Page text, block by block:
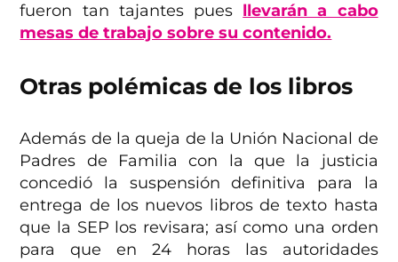
fueron tan tajantes pues llevarán a cabo
mesas de trabajo sobre su contenido.
Otras polémicas de los libros
Además de la queja de la Unión Nacional de
Padres de Familia con la que la justicia
concedió la suspensión definitiva para la
entrega de los nuevos libros de texto hasta
que la SEP los revisara; así como una orden
para que en 24 horas las autoridades